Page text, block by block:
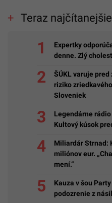
Teraz najčítanejšie
Expertky
denne. Zlý
ŠÚKL varuje
riziko
Sloveniek
Legendárne
Kultový kúsok
Miliardár Strnad:
miliónov eur.
mení.“
Kauza v šou
podozrenie z